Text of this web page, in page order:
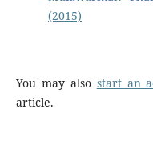
(2015)
You may also start an
article.